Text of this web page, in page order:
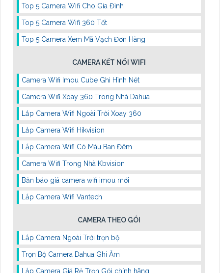
Top 5 Camera Wifi Cho Gia Đình
Top 5 Camera Wifi 360 Tốt
Top 5 Camera Xem Mã Vạch Đơn Hàng
CAMERA KẾT NỐI WIFI
Camera Wifi Imou Cube Ghi Hình Nét
Camera Wifi Xoay 360 Trong Nhà Dahua
Lắp Camera Wifi Ngoài Trời Xoay 360
Lắp Camera Wifi Hikvision
Lắp Camera Wifi Có Màu Ban Đêm
Camera Wifi Trong Nhà Kbvision
Bản báo giá camera wifi imou mới
Lắp Camera Wifi Vantech
CAMERA THEO GÓI
Lắp Camera Ngoài Trời trọn bộ
Trọn Bộ Camera Dahua Ghi Âm
Lắp Camera Giá Rẻ Trọn Gói chính hãng